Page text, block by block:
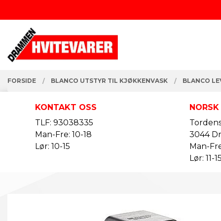
til
innholdet
PRODUKTER
FORSIDE BLANCO UTSTYR TIL KJØKKENVASK BLANCO
KONTAKT OSS
TLF: 93038335
Man-Fre: 10-18
Lør: 10-15
3044
Man-
Lør: 11-